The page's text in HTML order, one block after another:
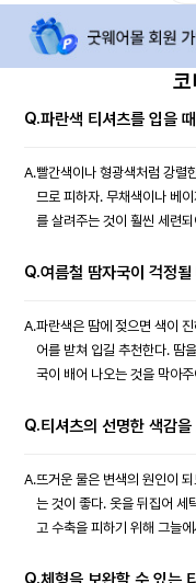
Q.파란색 티셔츠를 입을
A.빨간색이나 형광색처럼 강렬
므로 피하자. 무채색이나 베
를 살려주는 것이 훨씬 세련
Q.여름철 땀자국이 걱정
A.파란색은 땀에 젖으면 색이
어를 받쳐 입길 추천한다. 땀
국이 배어 나오는 것을 막아
Q.티셔츠의 선명한 색감
A.뜨거운 물은 변색의 원인이
는 것이 좋다. 옷을 뒤집어 세
고 수축을 피하기 위해 그늘
Q.